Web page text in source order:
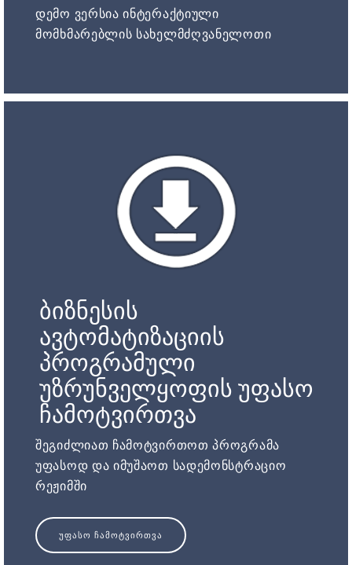
დემო ვერსია ინტერაქტიული
მომხმარებლის სახელმძღვანელოთი
ბიზნესის
ავტომატიზაციის
პროგრამული
უზრუნველყოფის უფასო
ჩამოტვირთვა
შეგიძლიათ ჩამოტვირთოთ პროგრამა
უფასოდ და იმუშაოთ სადემონსტრაციო
რეჟიმში
ᲣᲤᲐᲡᲝ ᲩᲐᲛᲝᲢᲕᲘᲠᲗᲕᲐ